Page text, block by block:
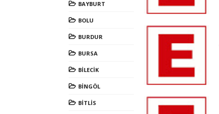
BAYBURT
BOLU
BURDUR
BURSA
BİLECİK
BİNGÖL
BİTLİS